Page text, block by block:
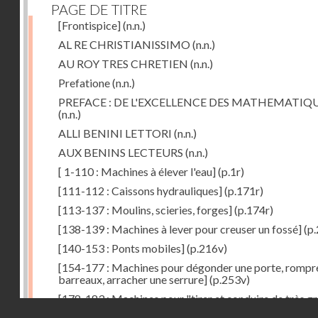
PAGE DE TITRE
[Frontispice](n.n.)
AL RE CHRISTIANISSIMO (n.n.)
AU ROY TRES CHRETIEN (n.n.)
Prefatione(n.n.)
PREFACE : DE L'EXCELLENCE DES
(n.n.)
ALLI BENINI LETTORI (n.n.)
AUX BENINS LECTEURS (n.n.)
[ 1-110 : Machines à élever l'eau](p.1r)
[111-112 : Caissons hydrauliques](p.171r)
[113-137 : Moulins, scieries, forges](p.174r)
[138-139 : Machines à lever pour creuser un fossé]
[140-153 : Ponts mobiles](p.216v)
[154-177 : Machines pour dégonder une porte,
barreaux, arracher une serrure](p.253v)
[178-183 : Machines pour "tirer et conduire de très